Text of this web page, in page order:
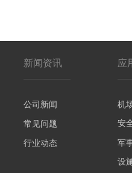
新闻资讯
公司新闻
常见问题
行业动态
应
机
安
军
设